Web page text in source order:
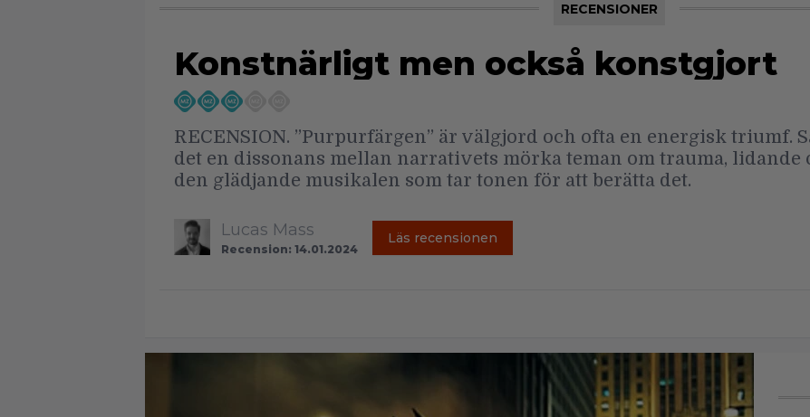
RECENSIONER
Konstnärligt men också konstgjort
RECENSION. ”Purpurfärgen” är välgjord och ofta en energisk triumf.
det en dissonans mellan narrativets mörka teman om trauma, lidande
den glädjande musikalen som tar tonen för att berätta det.
Lucas Mass
Recension: 14.01.2024
Läs recensionen